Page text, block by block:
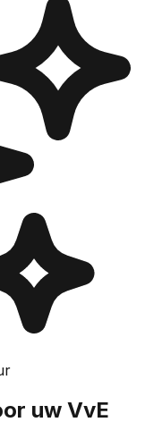
uw VvE